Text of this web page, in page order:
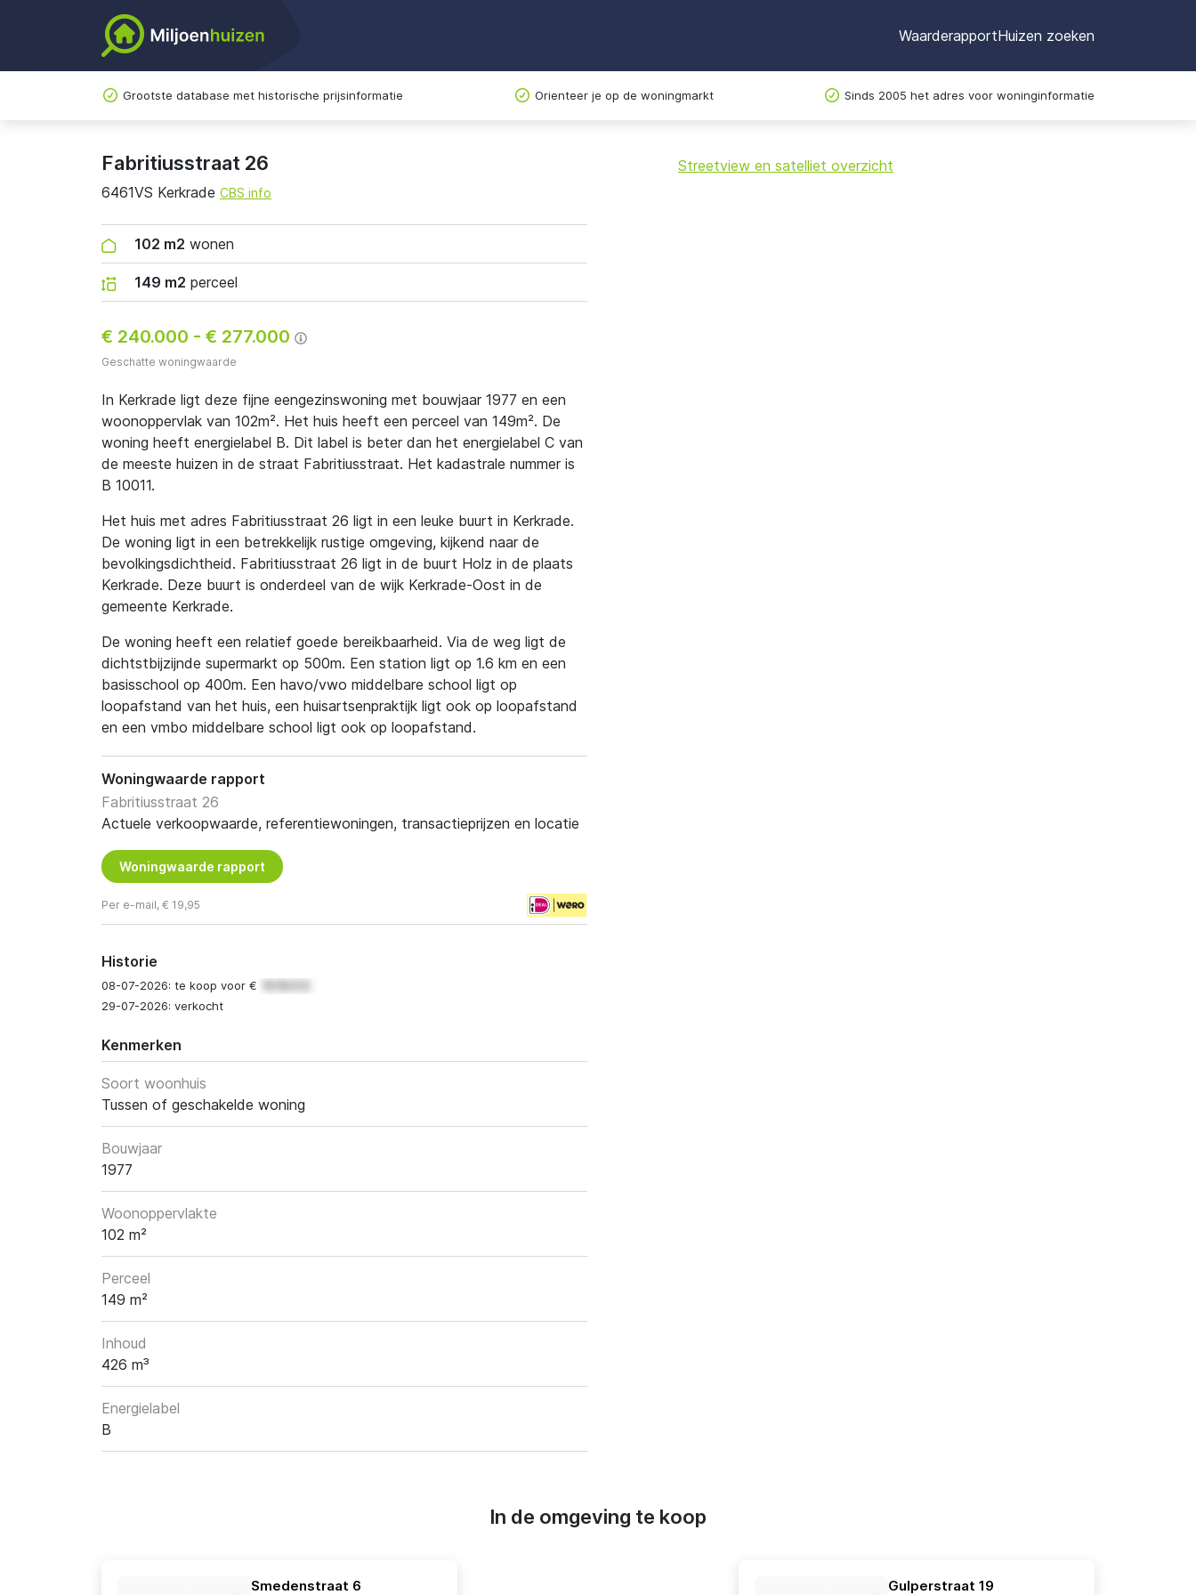
WaarderapportHuizen zoeken
Grootste database met historische prijsinformatie Orienteer je op de woningmarkt Sinds 2005 het adres voor woninginformatie
Fabritiusstraat 26
6461VS Kerkrade CBS info
102 m2 wonen
149 m2 perceel
€ 240.000 - € 277.000
Geschatte woningwaarde
In Kerkrade ligt deze fijne eengezinswoning met bouwjaar 1977 en een
woonoppervlak van 102m². Het huis heeft een perceel van 149m². De
woning heeft energielabel B. Dit label is beter dan het energielabel C van
de meeste huizen in de straat Fabritiusstraat. Het kadastrale nummer is
B 10011.
Het huis met adres Fabritiusstraat 26 ligt in een leuke buurt in Kerkrade.
De woning ligt in een betrekkelijk rustige omgeving, kijkend naar de
bevolkingsdichtheid. Fabritiusstraat 26 ligt in de buurt Holz in de plaats
Kerkrade. Deze buurt is onderdeel van de wijk Kerkrade-Oost in de
gemeente Kerkrade.
De woning heeft een relatief goede bereikbaarheid. Via de weg ligt de
dichtstbijzijnde supermarkt op 500m. Een station ligt op 1.6 km en een
basisschool op 400m. Een havo/vwo middelbare school ligt op
loopafstand van het huis, een huisartsenpraktijk ligt ook op loopafstand
en een vmbo middelbare school ligt ook op loopafstand.
Woningwaarde rapport
Fabritiusstraat 26
Actuele verkoopwaarde, referentiewoningen, transactieprijzen en locatie
Woningwaarde rapport
Per e-mail, € 19,95
Historie
08-07-2026: te koop voor €
29-07-2026: verkocht
Kenmerken
Soort woonhuis
Tussen of geschakelde woning
Bouwjaar
1977
Woonoppervlakte
102 m²
Perceel
149 m²
Inhoud
426 m³
Energielabel
B
+
Streetview en satelliet overzicht
In de omgeving te koop
Smedenstraat 6 Gulperstraat 19